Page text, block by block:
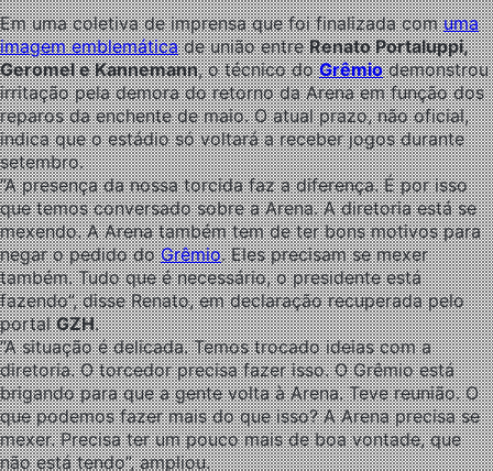
Em uma coletiva de imprensa que foi finalizada comuma
imagem emblemáticade união entreRenato Portaluppi,
Geromel e Kannemann, o técnico doGrêmiodemonstrou
irritação pela demora do retorno da Arena em função dos
reparos da enchente de maio. O atual prazo, não oficial,
indica que o estádio só voltará a receber jogos durante
setembro.
“A presença da nossa torcida faz a diferença. É por isso
que temos conversado sobre a Arena. A diretoria está se
mexendo. A Arena também tem de ter bons motivos para
negar o pedido doGrêmio. Eles precisam se mexer
também. Tudo que é necessário, o presidente está
fazendo”, disse Renato, em declaração recuperada pelo
portalGZH.
“A situação é delicada. Temos trocado ideias com a
diretoria. O torcedor precisa fazer isso. O Grêmio está
brigando para que a gente volta à Arena. Teve reunião. O
que podemos fazer mais do que isso? A Arena precisa se
mexer. Precisa ter um pouco mais de boa vontade, que
não está tendo”, ampliou.